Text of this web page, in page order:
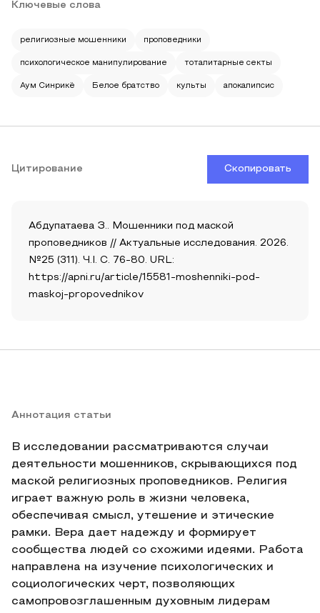
Ключевые слова
религиозные мошенники проповедники
психологическое манипулирование тоталитарные секты
Аум Синрикё Белое братство культы апокалипсис
Цитирование Скопировать
Абдупатаева З.. Мошенники под маской
проповедников // Актуальные исследования. 2026.
№25 (311). Ч.I. С. 76-80. URL:
https://apni.ru/article/15581-moshenniki-pod-
maskoj-propovednikov
Аннотация статьи
В исследовании рассматриваются случаи
деятельности мошенников, скрывающихся под
маской религиозных проповедников. Религия
играет важную роль в жизни человека,
обеспечивая смысл, утешение и этические
рамки. Вера дает надежду и формирует
сообщества людей со схожими идеями. Работа
направлена на изучение психологических и
социологических черт, позволяющих
самопровозглашенным духовным лидерам